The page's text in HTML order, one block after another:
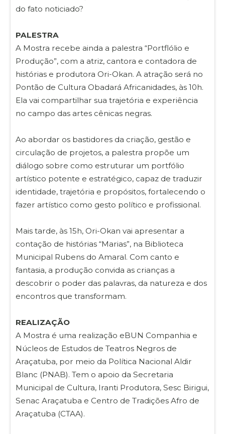
do fato noticiado?
PALESTRA
A Mostra recebe ainda a palestra “Portflólio e
Produção”, com a atriz, cantora e contadora de
histórias e produtora Ori-Okan. A atração será no
Pontão de Cultura Obadará Africanidades, às 10h.
Ela vai compartilhar sua trajetória e experiência
no campo das artes cênicas negras.
Ao abordar os bastidores da criação, gestão e
circulação de projetos, a palestra propõe um
diálogo sobre como estruturar um portfólio
artístico potente e estratégico, capaz de traduzir
identidade, trajetória e propósitos, fortalecendo o
fazer artístico como gesto político e profissional.
Mais tarde, às 15h, Ori-Okan vai apresentar a
contação de histórias “Marias”, na Biblioteca
Municipal Rubens do Amaral. Com canto e
fantasia, a produção convida as crianças a
descobrir o poder das palavras, da natureza e dos
encontros que transformam.
REALIZAÇÃO
A Mostra é uma realização eBUN Companhia e
Núcleos de Estudos de Teatros Negros de
Araçatuba, por meio da Política Nacional Aldir
Blanc (PNAB). Tem o apoio da Secretaria
Municipal de Cultura, Iranti Produtora, Sesc Birigui,
Senac Araçatuba e Centro de Tradições Afro de
Araçatuba (CTAA).